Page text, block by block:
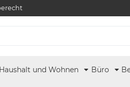
Haushalt und Wohnen Büro